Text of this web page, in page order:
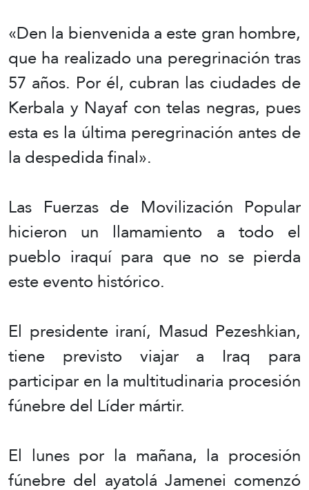
«Den la bienvenida a este gran hombre,
que ha realizado una peregrinación tras
57 años. Por él, cubran las ciudades de
Kerbala y Nayaf con telas negras, pues
esta es la última peregrinación antes de
la despedida final».
Las Fuerzas de Movilización Popular
hicieron un llamamiento a todo el
pueblo iraquí para que no se pierda
este evento histórico.
El presidente iraní, Masud Pezeshkian,
tiene previsto viajar a Iraq para
participar en la multitudinaria procesión
fúnebre del Líder mártir.
El lunes por la mañana, la procesión
fúnebre del ayatolá Jamenei comenzó